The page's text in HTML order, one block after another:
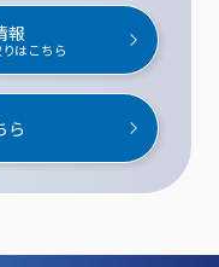
報
はこちら
ら